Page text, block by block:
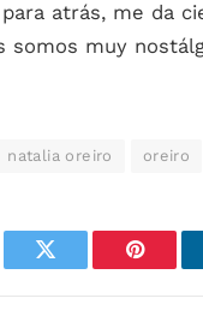
atrás, me da
muy
natalia oreiro oreiro
Twitter